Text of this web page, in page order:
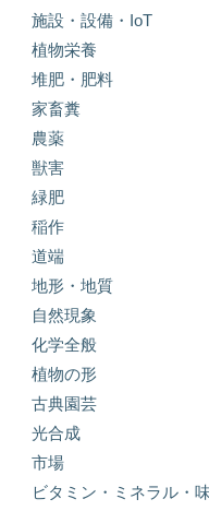
施設・設備・IoT
植物栄養
堆肥・肥料
家畜糞
農薬
獣害
緑肥
稲作
道端
地形・地質
自然現象
化学全般
植物の形
古典園芸
光合成
市場
ビタミン・ミネラル・